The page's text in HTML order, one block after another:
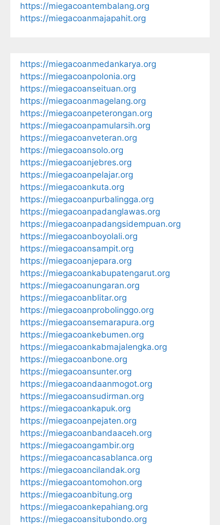
https://miegacoantembalang.org
https://miegacoanmajapahit.org
https://miegacoanmedankarya.org
https://miegacoanpolonia.org
https://miegacoanseituan.org
https://miegacoanmagelang.org
https://miegacoanpeterongan.org
https://miegacoanpamularsih.org
https://miegacoanveteran.org
https://miegacoansolo.org
https://miegacoanjebres.org
https://miegacoanpelajar.org
https://miegacoankuta.org
https://miegacoanpurbalingga.org
https://miegacoanpadanglawas.org
https://miegacoanpadangsidempuan.org
https://miegacoanboyolali.org
https://miegacoansampit.org
https://miegacoanjepara.org
https://miegacoankabupatengarut.org
https://miegacoanungaran.org
https://miegacoanblitar.org
https://miegacoanprobolinggo.org
https://miegacoansemarapura.org
https://miegacoankebumen.org
https://miegacoankabmajalengka.org
https://miegacoanbone.org
https://miegacoansunter.org
https://miegacoandaanmogot.org
https://miegacoansudirman.org
https://miegacoankapuk.org
https://miegacoanpejaten.org
https://miegacoanbandaaceh.org
https://miegacoangambir.org
https://miegacoancasablanca.org
https://miegacoancilandak.org
https://miegacoantomohon.org
https://miegacoanbitung.org
https://miegacoankepahiang.org
https://miegacoansitubondo.org